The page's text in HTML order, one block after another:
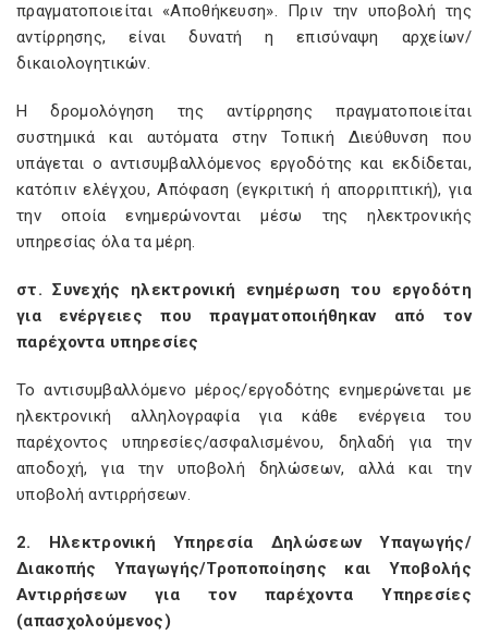
πραγματοποιείται «Αποθήκευση». Πριν την υποβολή της
αντίρρησης, είναι δυνατή η επισύναψη αρχείων/
δικαιολογητικών.
Η δρομολόγηση της αντίρρησης πραγματοποιείται
συστημικά και αυτόματα στην Τοπική Διεύθυνση που
υπάγεται ο αντισυμβαλλόμενος εργοδότης και εκδίδεται,
κατόπιν ελέγχου, Απόφαση (εγκριτική ή απορριπτική), για
την οποία ενημερώνονται μέσω της ηλεκτρονικής
υπηρεσίας όλα τα μέρη.
στ. Συνεχής ηλεκτρονική ενημέρωση του εργοδότη
για ενέργειες που πραγματοποιήθηκαν από τον
παρέχοντα υπηρεσίες
Το αντισυμβαλλόμενο μέρος/εργοδότης ενημερώνεται με
ηλεκτρονική αλληλογραφία για κάθε ενέργεια του
παρέχοντος υπηρεσίες/ασφαλισμένου, δηλαδή για την
αποδοχή, για την υποβολή δηλώσεων, αλλά και την
υποβολή αντιρρήσεων.
2. Ηλεκτρονική Υπηρεσία Δηλώσεων Υπαγωγής/
Διακοπής Υπαγωγής/Τροποποίησης και Υποβολής
Αντιρρήσεων για τον παρέχοντα Υπηρεσίες
(απασχολούμενος)